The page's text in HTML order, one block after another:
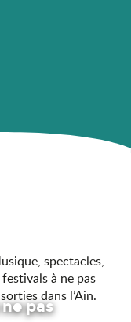
spectacles,
à ne pas
dans l’Ain.
pas